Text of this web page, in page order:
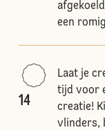
een
14
Laat je
tijd voor
creatie!
vlinders,